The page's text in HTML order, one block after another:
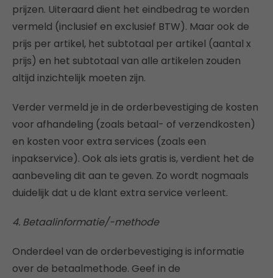
prijzen. Uiteraard dient het eindbedrag te worden
vermeld (inclusief en exclusief BTW). Maar ook de
prijs per artikel, het subtotaal per artikel (aantal x
prijs) en het subtotaal van alle artikelen zouden
altijd inzichtelijk moeten zijn.
Verder vermeld je in de orderbevestiging de kosten
voor afhandeling (zoals betaal- of verzendkosten)
en kosten voor extra services (zoals een
inpakservice). Ook als iets gratis is, verdient het de
aanbeveling dit aan te geven. Zo wordt nogmaals
duidelijk dat u de klant extra service verleent.
4. Betaalinformatie/-methode
Onderdeel van de orderbevestiging is informatie
over de betaalmethode. Geef in de